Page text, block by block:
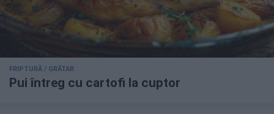
FRIPTURĂ / GRĂTAR
Pui întreg cu cartofi la cuptor